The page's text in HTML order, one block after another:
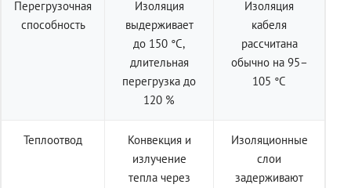
Перегрузочная
способность
Изоляция
выдерживает
до 150 °C,
длительная
перегрузка до
120 %
Изоляция
кабеля
рассчитана
обычно на 95–
105 °C
Теплоотвод
Конвекция и
излучение
тепла через
Изоляционные
слои
задерживают